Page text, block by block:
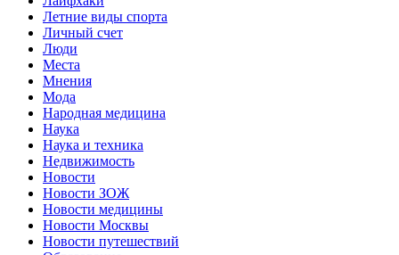
Летние виды спорта
Личный счет
Люди
Места
Мнения
Мода
Народная медицина
Наука
Наука и техника
Недвижимость
Новости
Новости ЗОЖ
Новости медицины
Новости Москвы
Новости путешествий